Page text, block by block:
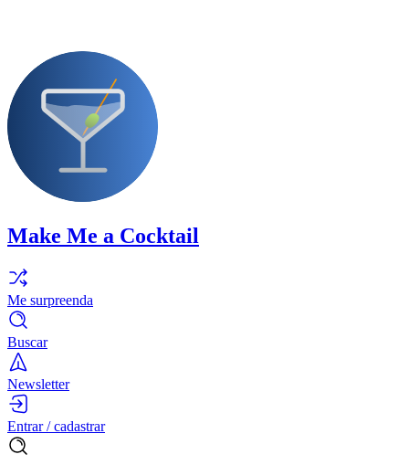
Make Me a Cocktail
Me surpreenda
Buscar
Newsletter
Entrar / cadastrar